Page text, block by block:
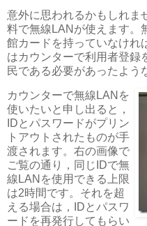
意外に思われるかもしれま
料で無線LANが使えます。
館カードを持っていなけれ
はカウンターで利用者登録
民である必要があったよう
カウンターで無線LANを
使いたいと申し出ると，
IDとパスワードがプリン
トアウトされたものが手
渡されます。右の画像で
ご覧の通り，同じIDで無
線LANを使用できる上限
は2時間です。それを超
える場合は，IDとパスワ
ードを再発行してもらい